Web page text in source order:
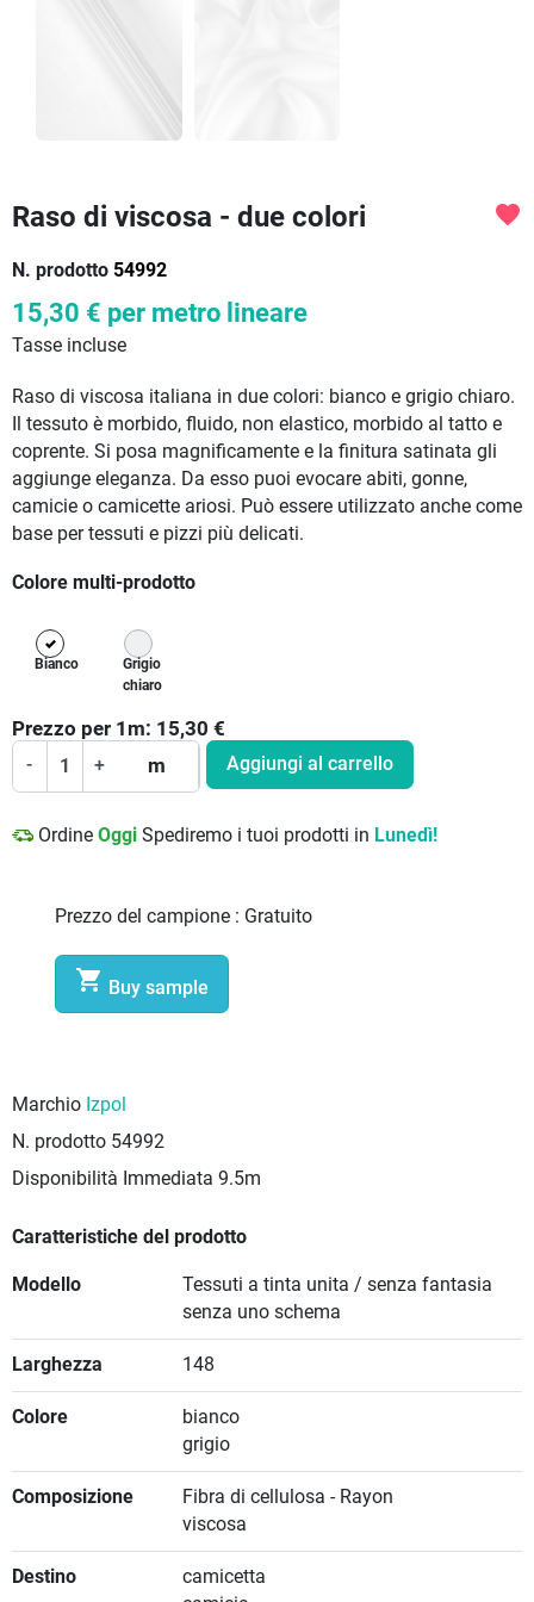
Raso di viscosa - due colori
N. prodotto 54992
favorite
15,30 € per metro lineare
Tasse incluse
Raso di viscosa italiana in due colori: bianco e grigio chiaro.
Il tessuto è morbido, fluido, non elastico, morbido al tatto e
coprente. Si posa magnificamente e la finitura satinata gli
aggiunge eleganza. Da esso puoi evocare abiti, gonne,
camicie o camicette ariosi. Può essere utilizzato anche come
base per tessuti e pizzi più delicati.
Colore multi-prodotto
Bianco
Grigio
chiaro
Prezzo per 1 m: 15,30 €
- + m Aggiungi al carrello
Ordine Oggi Spediremo i tuoi prodotti in Lunedì!
Prezzo del campione : Gratuito
 Buy sample
Marchio Izpol
N. prodotto 54992
Disponibilità Immediata 9.5m
Caratteristiche del prodotto
Modello
Tessuti a tinta unita / senza fantasia
senza uno schema
Larghezza 148
Colore
bianco
grigio
Composizione
Fibra di cellulosa - Rayon
viscosa
Destino
camicetta